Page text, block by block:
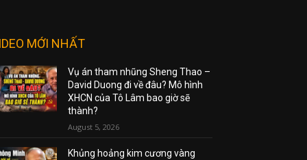
MỚI NHẤT
Vụ án tham nhũng Sheng Thao –
David Duong đi về đâu? Mô hình
XHCN của Tô Lâm bao giờ sẽ
thành?
August 5, 2026
Khủng hoảng kim cương vàng